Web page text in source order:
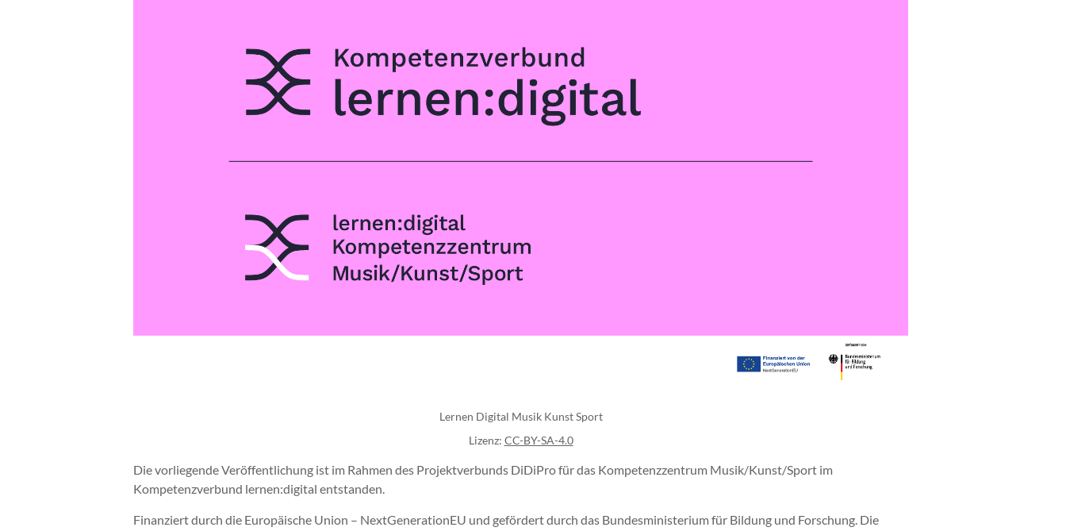
Lernen Digital Musik Kunst Sport
Lizenz: CC-BY-SA-4.0
Die vorliegende Veröffentlichung ist im Rahmen des Projektverbunds DiDiPro für das Kompetenzzentrum Musik/Kunst/Sport im
Kompetenzverbund lernen:digital entstanden.
Finanziert durch die Europäische Union – NextGenerationEU und gefördert durch das Bundesministerium für Bildung und Forschung. Die